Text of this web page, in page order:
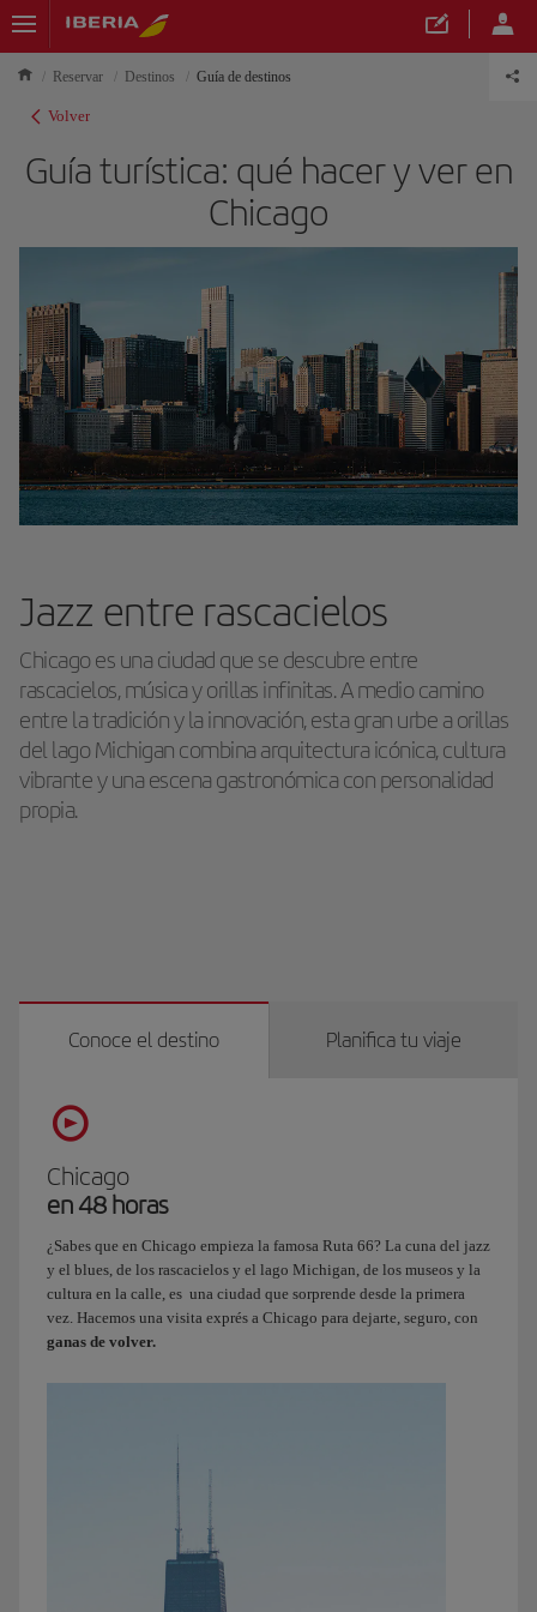
Reservar Destinos Guía de destinos
Volver
Guía turística: qué hacer y ver en
Chicago
Jazz entre rascacielos
Chicago es una ciudad que se descubre entre
rascacielos, música y orillas infinitas. A medio camino
entre la tradición y la innovación, esta gran urbe a orillas
del lago Michigan combina arquitectura icónica, cultura
vibrante y una escena gastronómica con personalidad
propia.
Conoce el destino Planifica tu viaje
Chicago
en 48 horas
¿Sabes que en Chicago empieza la famosa Ruta 66? La cuna del jazz
y el blues, de los rascacielos y el lago Michigan, de los museos y la
cultura en la calle, es una ciudad que sorprende desde la primera
vez. Hacemos una visita exprés a Chicago para dejarte, seguro, con
ganas de volver.